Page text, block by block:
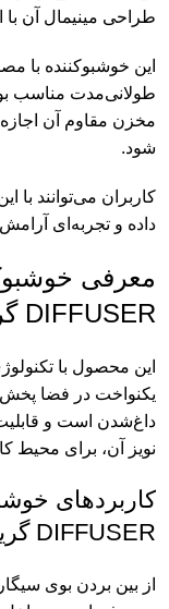
طراحی مینیمال آن
این خوشبوکننده با
طولانی‌مدت مناسب
مخزن مقاوم آن
شود.
کاربران می‌توانند با
داده و تجربه‌ای
DIFFUSER گرین لاین
این محصول با
یکنواخت در فضا
داغ‌شدن است و
نویز آن، برای محیط
DIFFUSER گرین لاین
از بین بردن بوی